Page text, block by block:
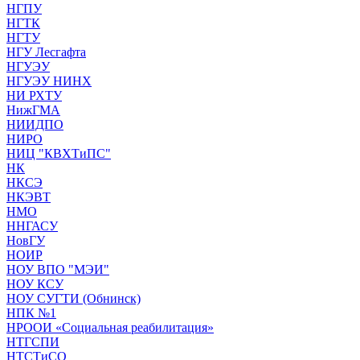
НГПУ
НГТК
НГТУ
НГУ Лесгафта
НГУЭУ
НГУЭУ НИНХ
НИ РХТУ
НижГМА
НИИДПО
НИРО
НИЦ "КВХТиПС"
НК
НКСЭ
НКЭВТ
НМО
ННГАСУ
НовГУ
НОИР
НОУ ВПО "МЭИ"
НОУ КСУ
НОУ СУГТИ (Обнинск)
НПК №1
НРООИ «Социальная реабилитация»
НТГСПИ
НТСТиСО